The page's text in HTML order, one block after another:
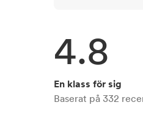
4.8
En klass för sig
Baserat på 332